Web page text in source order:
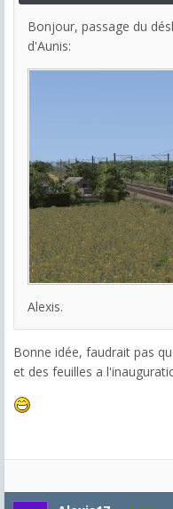
Bonjour, passage du
d'Aunis:
Alexis.
Bonne idée, faudrait pas
et des feuilles a